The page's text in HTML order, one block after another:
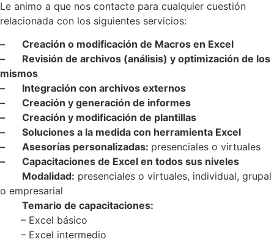
Le animo a que nos contacte para cualquier cuestión
relacionada con los siguientes servicios:
– Creación o modificación de Macros en Excel
– Revisión de archivos (análisis) y optimización de los
mismos
– Integración con archivos externos
– Creación y generación de informes
– Creación y modificación de plantillas
– Soluciones a la medida con herramienta Excel
– Asesorías personalizadas: presenciales o virtuales
– Capacitaciones de Excel en todos sus niveles
Modalidad: presenciales o virtuales, individual, grupal
o empresarial
Temario de capacitaciones:
– Excel básico
– Excel intermedio